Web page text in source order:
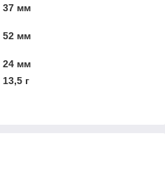
37 мм
52 мм
24 мм
13,5 г